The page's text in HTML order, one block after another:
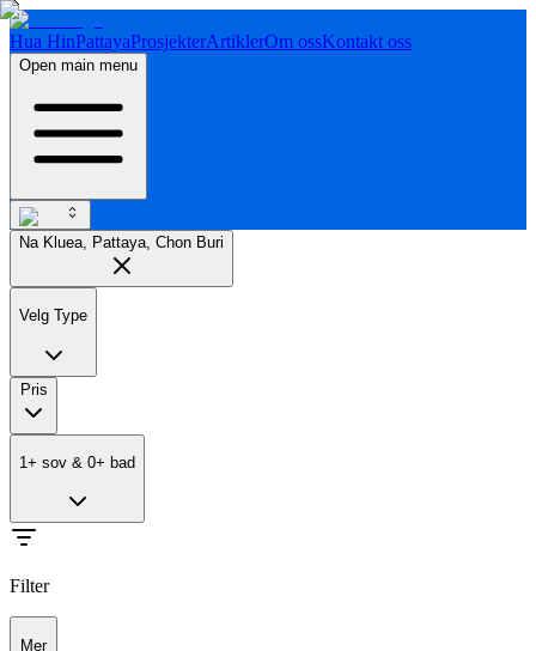
Hua HinPattayaProsjekterArtiklerOm ossKontakt oss
Open main menu
Na Kluea, Pattaya, Chon Buri
Velg Type
Pris
1 + sov & 0+ bad
Filter
Mer